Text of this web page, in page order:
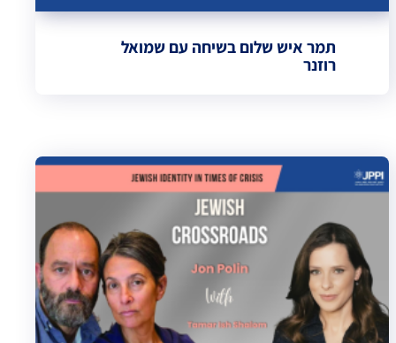
תמר איש שלום בשיחה עם שמואל
רוזנר